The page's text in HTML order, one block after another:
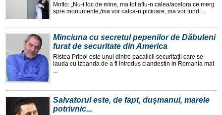
Motto: „Nu-i loc de mine, ma tot aflu-n calea/acelora ce merg
spre monumente,/ma vor calca-n picioare, ma vor tund ...
Minciuna cu secretul pepenilor de Dăbuleni
furat de securitate din America
Ristea Priboi este unul dintre pacalicii securitații care se
lauda cu izbanda de a fi introdus clandestin in Romania mat
Salvatorul este, de fapt, dușmanul, marele
potrivnic...